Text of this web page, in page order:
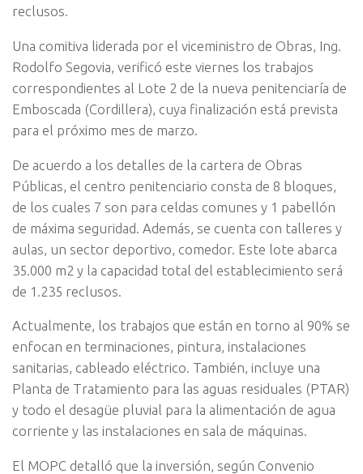
reclusos.
Una comitiva liderada por el viceministro de Obras, Ing.
Rodolfo Segovia, verificó este viernes los trabajos
correspondientes al Lote 2 de la nueva penitenciaría de
Emboscada (Cordillera), cuya finalización está prevista
para el próximo mes de marzo.
De acuerdo a los detalles de la cartera de Obras
Públicas, el centro penitenciario consta de 8 bloques,
de los cuales 7 son para celdas comunes y 1 pabellón
de máxima seguridad. Además, se cuenta con talleres y
aulas, un sector deportivo, comedor. Este lote abarca
35.000 m2 y la capacidad total del establecimiento será
de 1.235 reclusos.
Actualmente, los trabajos que están en torno al 90% se
enfocan en terminaciones, pintura, instalaciones
sanitarias, cableado eléctrico. También, incluye una
Planta de Tratamiento para las aguas residuales (PTAR)
y todo el desagüe pluvial para la alimentación de agua
corriente y las instalaciones en sala de máquinas.
El MOPC detalló que la inversión, según Convenio